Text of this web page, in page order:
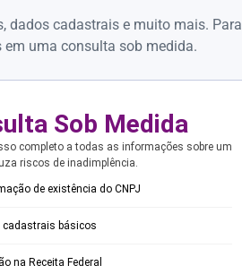
dados cadastrais e muito mais. Para
uma consulta sob medida.
Sob Medida
completo a todas as informações sobre um
riscos de inadimplência.
de existência do CNPJ
cadastrais básicos
na Receita Federal